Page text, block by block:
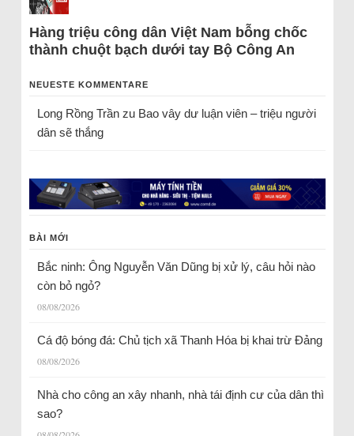
Hàng triệu công dân Việt Nam bỗng chốc
thành chuột bạch dưới tay Bộ Công An
NEUESTE KOMMENTARE
Long Rồng Trầnzu Bao vây dư luận viên – triệu người
dân sẽ thắng
BÀI MỚI
Bắc ninh: Ông Nguyễn Văn Dũng bị xử lý, câu hỏi nào
còn bỏ ngỏ?
08/08/2026
Cá độ bóng đá: Chủ tịch xã Thanh Hóa bị khai trừ Đảng
08/08/2026
Nhà cho công an xây nhanh, nhà tái định cư của dân thì
sao?